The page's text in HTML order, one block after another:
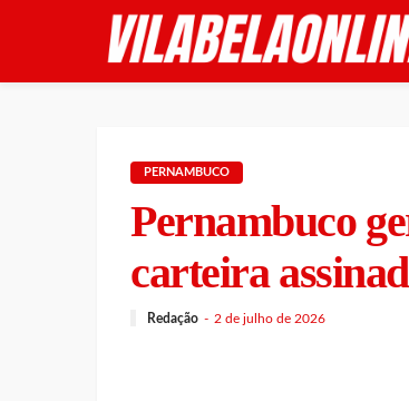
PERNAMBUCO
Pernambuco
carteira
Redação 2 de julho de 2026